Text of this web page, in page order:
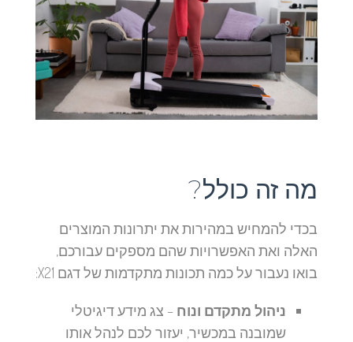
מה זה כולל?
בכדי להמחיש במהירות את יתרונות המוצרים
האלה ואת האפשרויות שהם מספקים עבורכם,
בואו נעבור על כמה תכונות מתקדמות של דגם X21:
ניהול מתקדם ונוח– צג מידע דיגיטלי
שמובנה במכשיר, יעזור לכם לנהל אותו